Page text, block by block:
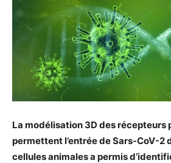
La modélisation 3D des récepteurs
permettent l’entrée de Sars-CoV-2
cellules animales a permis